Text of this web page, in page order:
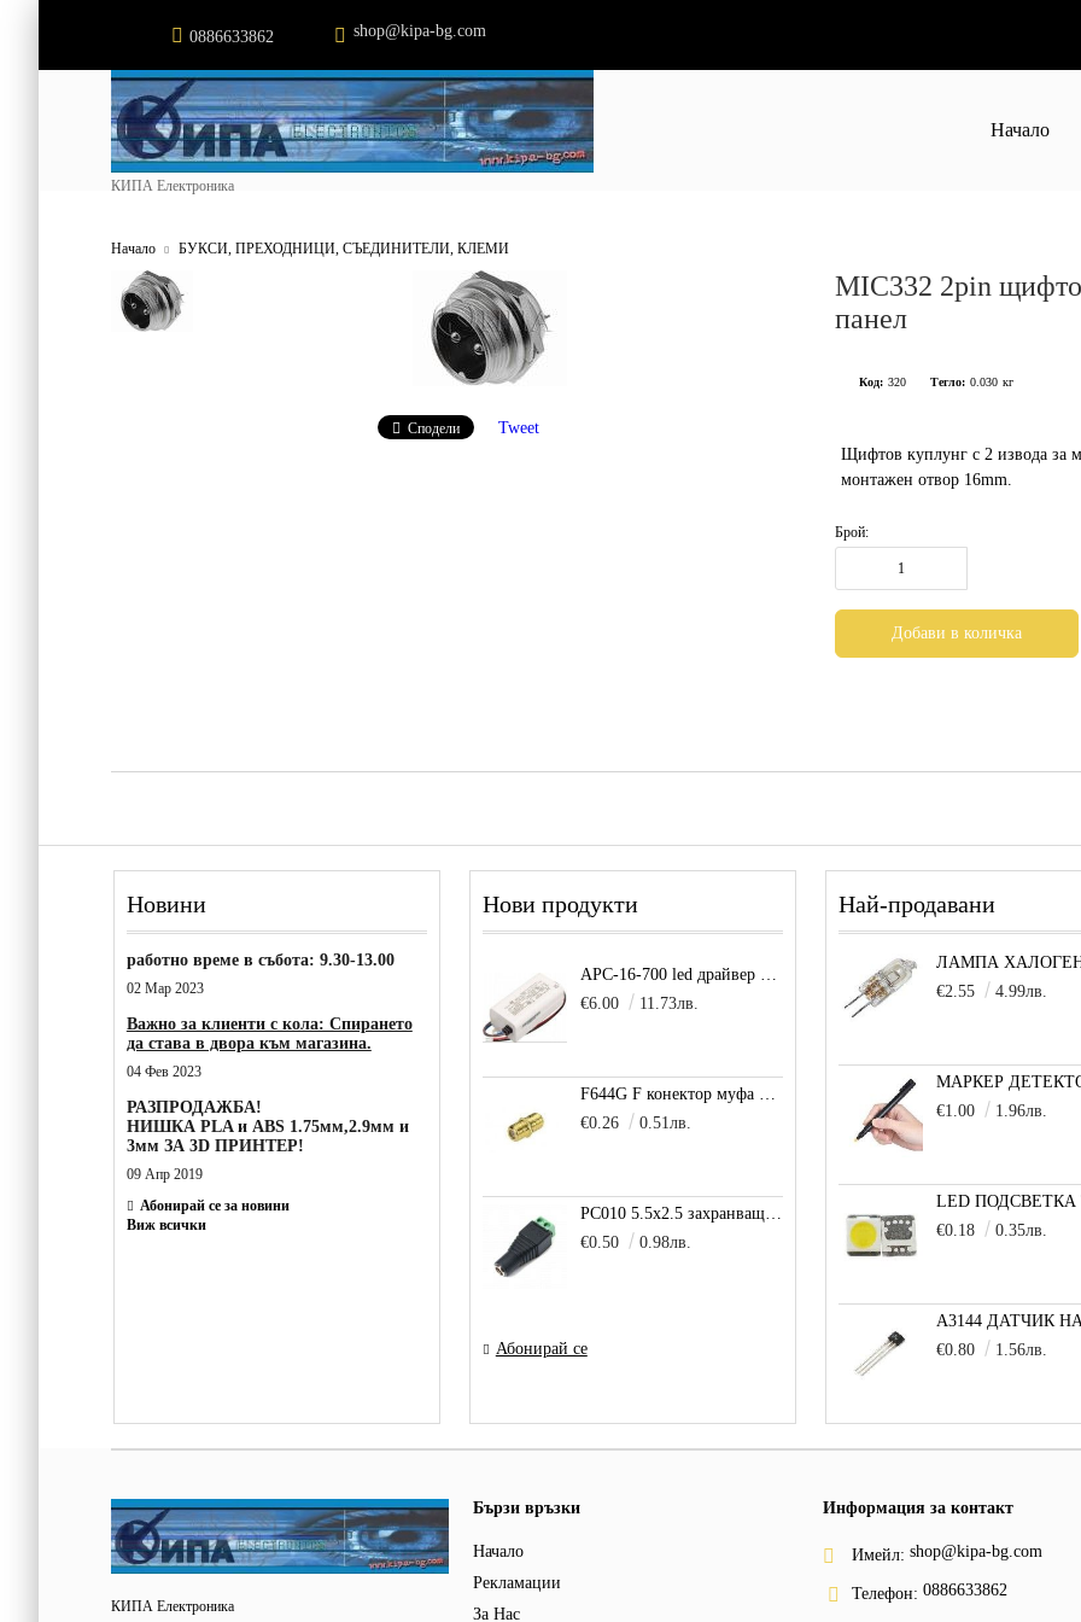
0886633862 shop@kipa-bg.com
КИПА Електроника
Начало
Начало БУКСИ, ПРЕХОДНИЦИ, СЪЕДИНИТЕЛИ, КЛЕМИ
Сподели Tweet
MIC332 2pin
панел
Код: 320 Тегло: 0.030 кг
Щифтов куплунг с 2 извода за
монтажен отвор 16mm.
Брой:
Новини
работно време в събота: 9.30-13.00
02 Мар 2023
Важно за клиенти с кола: Спирането
да става в двора към магазина.
04 Фев 2023
РАЗПРОДАЖБА!
НИШКА PLA и ABS 1.75мм,2.9мм и
3мм ЗА 3D ПРИНТЕР!
09 Апр 2019
Абонирай се за новини
Виж всички
Нови продукти
APC-16-700 led драйвер захранване 16.8W 700mA
€6.00
11.73лв.
F644G F конектор муфа позлатена
€0.26
0.51лв.
PC010 5.5x2.5 захранващо гнездо с клема за кабел
€0.50
0.98лв.
Абонирай се
Най-продавани
€2.55
4.99лв.
€1.00
1.96лв.
€0.18
0.35лв.
€0.80
1.56лв.
КИПА Електроника
Бързи връзки
Начало
Рекламации
За Нас
Информация за контакт
Имейл: shop@kipa-bg.com
Телефон: 0886633862